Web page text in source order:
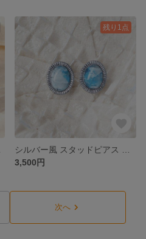
残り1点
3,500円
次へ